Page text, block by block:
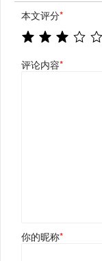
本文评分*
评论内容*
你的昵称*